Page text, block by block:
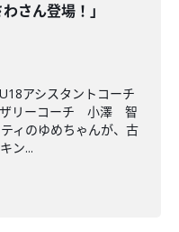
さん登場！」
アシスタントコーチ
リーコーチ 小澤 智
ィのゆめちゃんが、古
ン...